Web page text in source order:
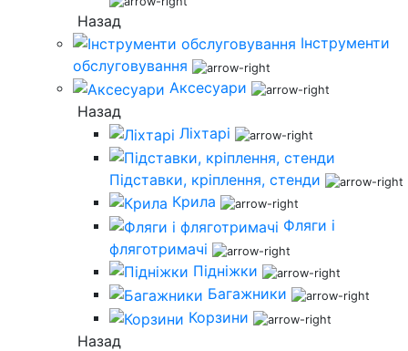
Назад
Інструменти
обслуговування
Аксесуари
Назад
Ліхтарі
Підставки, кріплення, стенди
Крила
Фляги і
фляготримачі
Підніжки
Багажники
Корзини
Назад